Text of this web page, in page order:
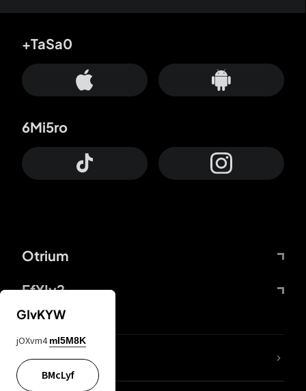
Otrium
FfYIy2
+TaSa0
6Mi5ro
65A04M
GIvKYW
jOXvm4 mI5M8K
BMcLyf